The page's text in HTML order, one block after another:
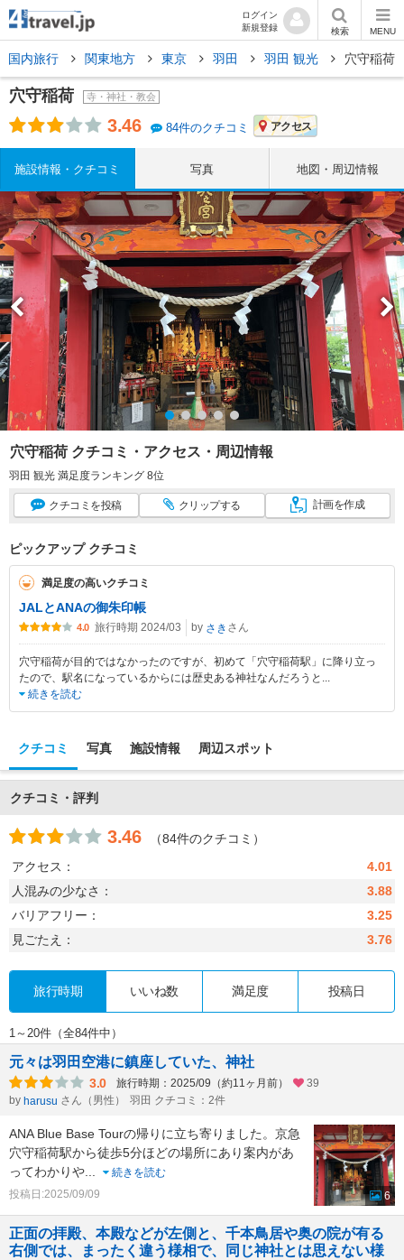
ログイン
新規登録
検索 MENU
国内旅行 関東地方 東京 羽田 羽田 観光 穴守稲荷
穴守稲荷 寺・神社・教会
3.46 84件のクチコミ アクセス
施設情報・クチコミ 写真 地図・周辺情報
穴守稲荷 クチコミ・アクセス・周辺情報
羽田 観光 満足度ランキング 8位
クチコミ を投稿 クリップする 計画を作成
ピックアップ クチコミ
満足度の高いクチコミ
JALとANAの御朱印帳
4.0 旅行時期 2024/03 by さき さん
穴守稲荷が目的ではなかったのですが、初めて「穴守稲荷駅」に降り立っ
たので、駅名になっているからには歴史ある神社なんだろうと ...
続きを読む
クチコミ 写真 施設情報 周辺スポット
クチコミ・評判
3.46
（84件のクチコミ）
アクセス：
4.01
人混みの少なさ：
3.88
バリアフリー：
3.25
見ごたえ：
3.76
旅行時期 いいね数 満足度 投稿日
1～20件（全84件中）
元々は羽田空港に鎮座していた、神社
3.0 旅行時期：2025/09（約11ヶ月前）
39
by harusu さん（男性） 羽田 クチコミ：2件
ANA Blue Base Tourの帰りに立ち寄りました。京急
穴守稲荷駅から徒歩5分ほどの場所にあり案内があ
ってわかりや
続きを読む
投稿日:2025/09/09
6
正面の拝殿、本殿などが左側と、千本鳥居や奥の院が有る
右側では、まったく違う様相で、同じ神社とは思えない様